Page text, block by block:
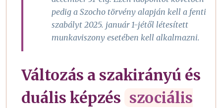
pedig a Szocho törvény alapján kell a fenti
szabályt 2025. január 1-jétől létesített
munkaviszony esetében kell alkalmazni.
Változás a szakirányú és
duális képzés szociális